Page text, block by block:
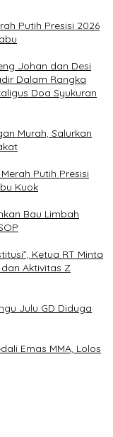
Putih Presisi 2026
Johan dan Desi
Dalam Rangka
Doa Syukuran
Murah, Salurkan
Putih Presisi
Kuok
Bau Limbah
Ketua RT Minta
Aktivitas Z
Julu GD Diduga
Emas MMA, Lolos